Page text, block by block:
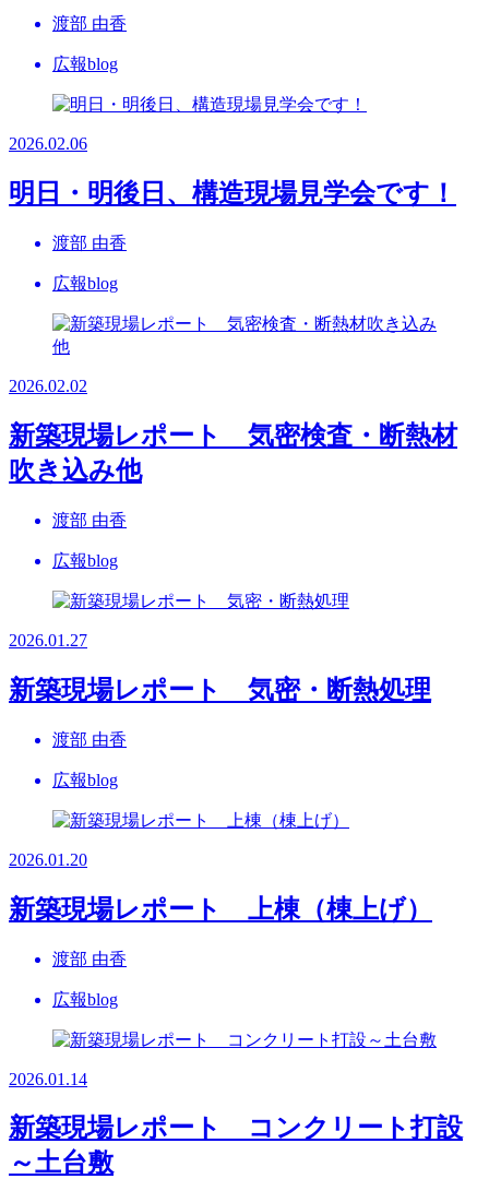
渡部 由香
広報blog
2026.02.06
明日・明後日、構造現場見学会です！
渡部 由香
広報blog
2026.02.02
新築現場レポート 気密検査・断熱材
吹き込み他
渡部 由香
広報blog
2026.01.27
新築現場レポート 気密・断熱処理
渡部 由香
広報blog
2026.01.20
新築現場レポート 上棟（棟上げ）
渡部 由香
広報blog
2026.01.14
新築現場レポート コンクリート打設
～土台敷